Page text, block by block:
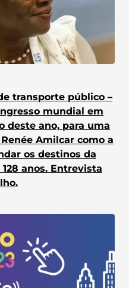
transporte público –
mundial em
deste ano, para uma
Amilcar como a
os destinos da
anos. Entrevista